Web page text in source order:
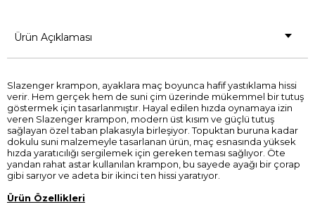
Ürün Açıklaması
Slazenger krampon, ayaklara maç boyunca hafif yastıklama hissi
verir. Hem gerçek hem de suni çim üzerinde mükemmel bir tutuş
göstermek için tasarlanmıştır. Hayal edilen hızda oynamaya izin
veren Slazenger krampon, modern üst kısım ve güçlü tutuş
sağlayan özel taban plakasıyla birleşiyor. Topuktan buruna kadar
dokulu suni malzemeyle tasarlanan ürün, maç esnasında yüksek
hızda yaratıcılığı sergilemek için gereken teması sağlıyor. Öte
yandan rahat astar kullanılan krampon, bu sayede ayağı bir çorap
gibi sarıyor ve adeta bir ikinci ten hissi yaratıyor.
Ürün Özellikleri